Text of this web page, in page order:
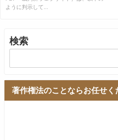
ように判示して...
検索
著作権法のことならお任せく